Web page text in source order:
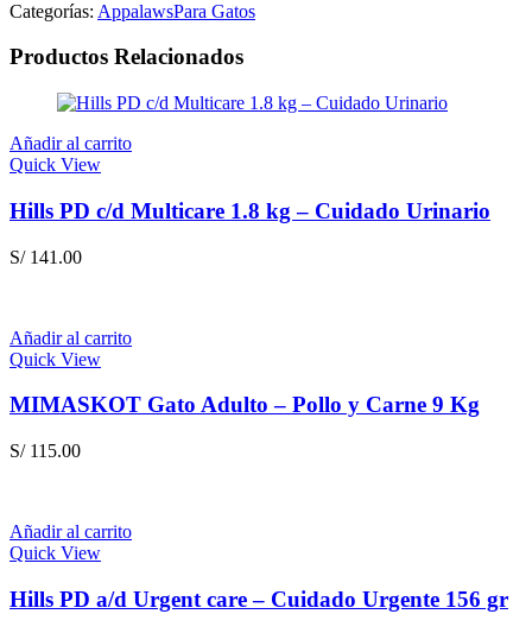
Gr
cantidad
Categorías: AppalawsPara Gatos
Productos Relacionados
Añadir al carrito
Quick View
Hills PD c/d Multicare 1.8 kg – Cuidado Urinario
S/141.00
Añadir al carrito
Quick View
MIMASKOT Gato Adulto – Pollo y Carne 9 Kg
S/115.00
Añadir al carrito
Quick View
Hills PD a/d Urgent care – Cuidado Urgente 156 gr